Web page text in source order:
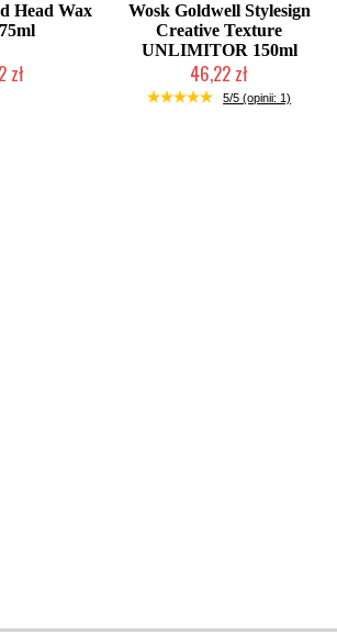
Head Wax
zł
Wosk Goldwell Stylesign
Creative Texture
UNLIMITOR 150ml
46,22 zł
Produkt wycofany
5/5 (opinii: 1)